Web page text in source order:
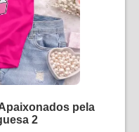
pela
2